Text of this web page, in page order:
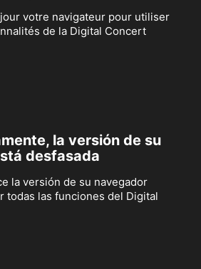
votre navigateur pour utiliser
de la Digital Concert
la versión de su
desfasada
la versión de su navegador
todas las funciones del Digital